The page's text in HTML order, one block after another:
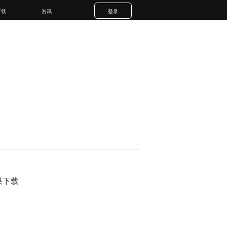
载 资讯 登录
载